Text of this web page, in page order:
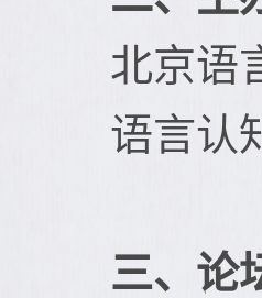
北京语
语言认
三、论